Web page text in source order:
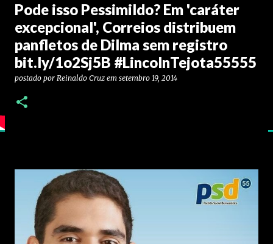
Pode isso Pessimildo? Em 'caráter
excepcional', Correios distribuem
panfletos de Dilma sem registro
bit.ly/1o2Sj5B #LincolnTejota55555
postado por Reinaldo Cruz em setembro 19, 2014